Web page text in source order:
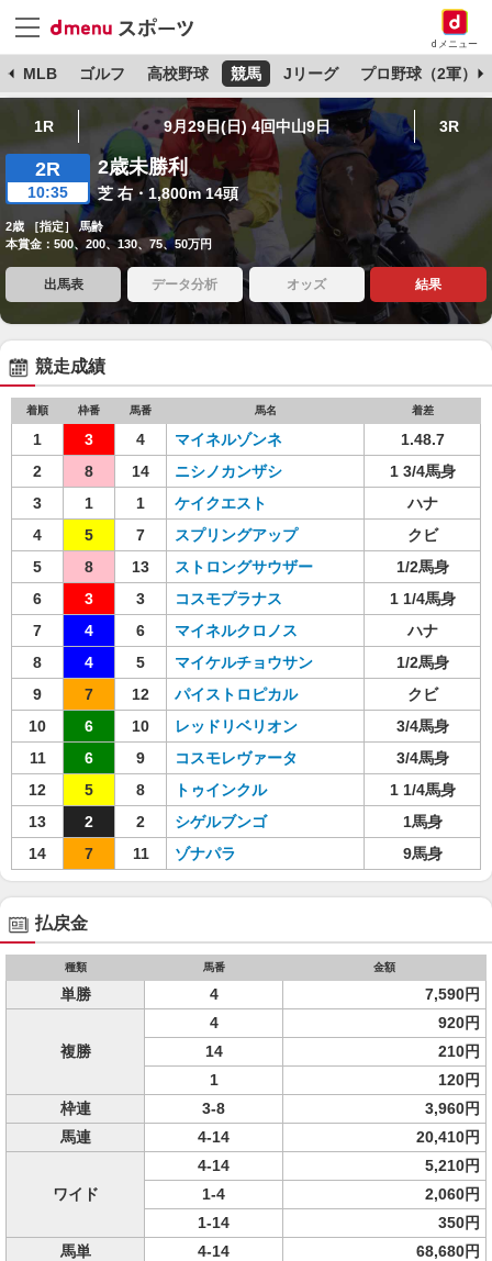
dメニュー
MLB ゴルフ 高校野球 競馬 Jリーグ プロ野球（2軍）
1R 9月29日(日) 4回中山9日 3R
2R
10:35
2歳未勝利
芝 右・1,800m 14頭
2歳 ［指定］ 馬齢
本賞金：500、200、130、75、50万円
出馬表 データ分析 オッズ 結果
競走成績
着順 枠番 馬番 馬名 着差
1 3 4 マイネルゾンネ
1.48.7
2
8 14 ニシノカンザシ
1 3/4馬身
3
1 1 ケイクエスト
ハナ
4
5 7 スプリングアップ
クビ
5
8 13 ストロングサウザー
1/2馬身
6
3 3 コスモプラナス
1 1/4馬身
7
4 6 マイネルクロノス
ハナ
8
4 5 マイケルチョウサン
1/2馬身
9
7 12 パイストロピカル
クビ
10
6 10 レッドリベリオン
3/4馬身
11
6 9 コスモレヴァータ
3/4馬身
12
5 8 トゥインクル
1 1/4馬身
13
2 2 シゲルブンゴ
1馬身
14
7 11 ゾナパラ 9馬身
払戻金
種類 馬番 金額
単勝 4 7,590円
複勝
4
920円
14
210円
1
120円
枠連
3-8
3,960円
馬連
4-14 20,410円
ワイド
4-14
5,210円
1-4
2,060円
1-14
350円
馬単
4-14
68,680円